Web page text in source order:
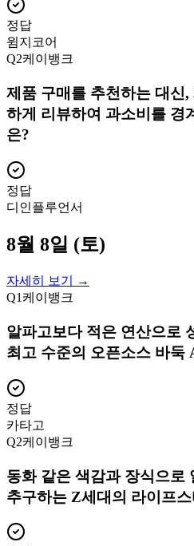
정답
윔지코어
Q2케이뱅크
제품 구매를 추천하는 대신
하게 리뷰하여 과소비를 경
은?
정답
디인플루언서
8월 8일 (토)
자세히 보기 →
Q1 케이뱅크
알파고보다 적은 연산으로
최고 수준의 오픈소스 바둑
정답
카타고
Q2케이뱅크
동화 같은 색감과 장식으로
추구하는 Z세대의 라이프